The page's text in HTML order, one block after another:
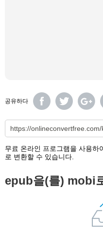
공유하다
무료 온라인 프로그램을 사용하
로 변환할 수 있습니다.
epub을(를) mobi